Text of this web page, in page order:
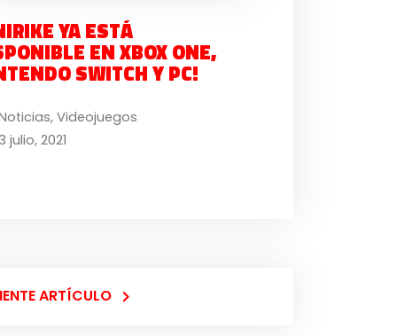
YA ESTÁ
EN XBOX ONE,
SWITCH Y PC!
,Videojuegos
julio, 2021
ARTÍCULO